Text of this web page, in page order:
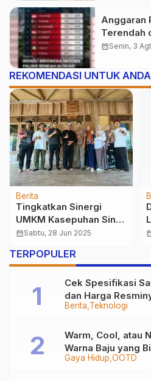
Anggaran
Terendah
calendar_monthSenin, 3
REKOMENDASI UNTUK ANDA
Berita
Tingkatkan Sinergi
UMKM Kasepuhan Sinar
Resmi, FGD Jadi
Kolaborasi
calendar_monthSabtu, 28 Jun 2025
TERPOPULER
Berita Teknologi
Cek Spesifikasi
dan Harga
Gaya Hidup OOTD
Warm, Cool, atau
Warna Baju yang
Out